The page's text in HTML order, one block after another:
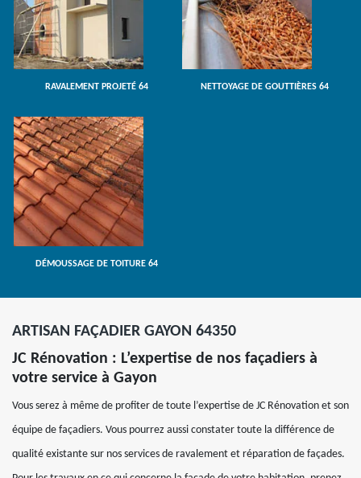
RAVALEMENT PROJETÉ 64 NETTOYAGE DE GOUTTIÈRES 64
DÉMOUSSAGE DE TOITURE 64
ARTISAN FAÇADIER GAYON 64350
JC Rénovation : L’expertise de nos façadiers à
votre service à Gayon
Vous serez à même de profiter de toute l’expertise de JC Rénovation et son
équipe de façadiers. Vous pourrez aussi constater toute la différence de
qualité existante sur nos services de ravalement et réparation de façades.